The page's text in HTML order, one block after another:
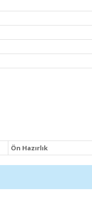
Ön Hazırlık